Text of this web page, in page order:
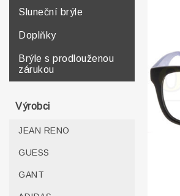
Sluneční brýle
Doplňky
Brýle s prodlouženou
zárukou
Výrobci
JEAN RENO
GUESS
GANT